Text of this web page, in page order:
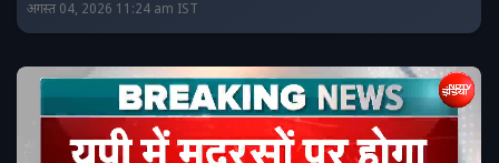
अगस्त 04, 2026 11:24 am IST